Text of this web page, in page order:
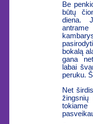
Be
būtų
diena.
bokalą
gana
labai
peruku.
Net